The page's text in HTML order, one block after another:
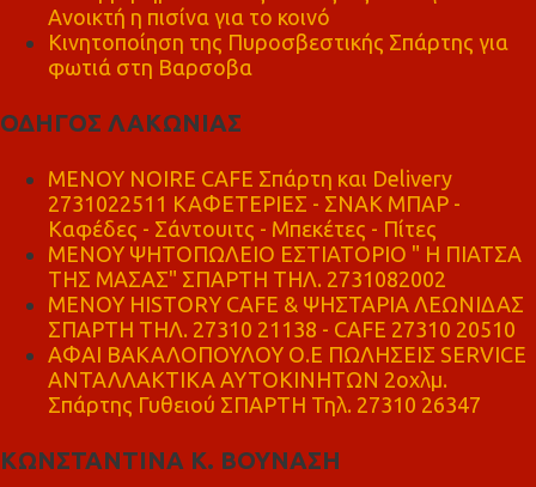
Ανοικτή η πισίνα για το κοινό
Κινητοποίηση της Πυροσβεστικής Σπάρτης για
φωτιά στη Βαρσοβα
ΟΔΗΓΟΣ ΛΑΚΩΝΙΑΣ
MENOY NOIRE CAFE Σπάρτη και Delivery
2731022511 ΚΑΦΕΤΕΡΙΕΣ - ΣΝΑΚ ΜΠΑΡ -
Καφέδες - Σάντουιτς - Μπεκέτες - Πίτες
ΜΕΝΟΥ ΨΗΤΟΠΩΛΕΙΟ ΕΣΤΙΑΤΟΡΙΟ " Η ΠΙΑΤΣΑ
ΤΗΣ ΜΑΣΑΣ" ΣΠΑΡΤΗ ΤΗΛ. 2731082002
ΜΕΝΟΥ HISTORY CAFE & ΨΗΣΤΑΡΙΑ ΛΕΩΝΙΔΑΣ
ΣΠΑΡΤΗ ΤΗΛ. 27310 21138 - CAFE 27310 20510
ΑΦΑΙ ΒΑΚΑΛΟΠΟΥΛΟΥ Ο.Ε ΠΩΛΗΣΕΙΣ SERVICE
ΑΝΤΑΛΛΑΚΤΙΚΑ ΑΥΤΟΚΙΝΗΤΩΝ 2οχλμ.
Σπάρτης Γυθειού ΣΠΑΡΤΗ Τηλ. 27310 26347
ΚΩΝΣΤΑΝΤΙΝΑ Κ. ΒΟΥΝΑΣΗ